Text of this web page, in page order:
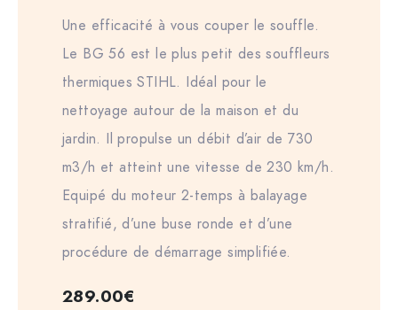
Une efficacité à vous couper le souffle.
Le BG 56 est le plus petit des souffleurs
thermiques STIHL. Idéal pour le
nettoyage autour de la maison et du
jardin. Il propulse un débit d’air de 730
m3/h et atteint une vitesse de 230 km/h.
Equipé du moteur 2-temps à balayage
stratifié, d’une buse ronde et d’une
procédure de démarrage simplifiée.
289.00€